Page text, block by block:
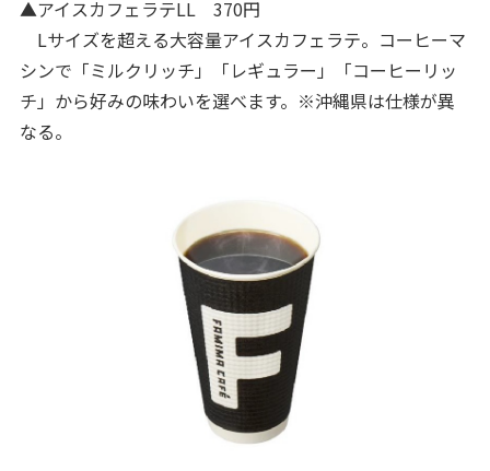
▲アイスカフェラテLL 370円
Lサイズを超える大容量アイスカフェラテ。コーヒーマ
シンで「ミルクリッチ」「レギュラー」「コーヒーリッ
チ」から好みの味わいを選べます。※沖縄県は仕様が異
なる。